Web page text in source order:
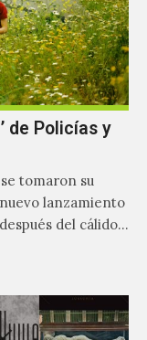
de Policías y
tomaron su
lanzamiento
del cálido